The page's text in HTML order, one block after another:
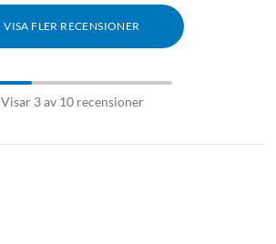
VISA FLER RECENSIONER
Visar 3 av 10 recensioner